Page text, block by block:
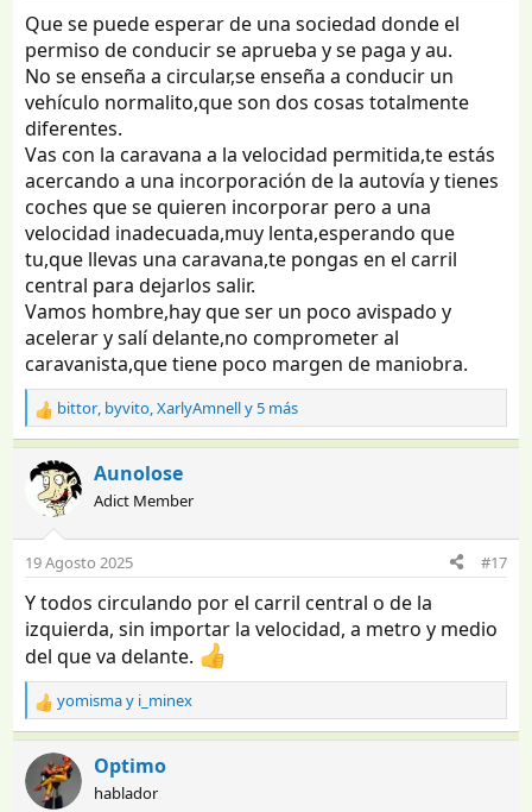
s
:
Que se puede esperar de una sociedad donde el
permiso de conducir se aprueba y se paga y au.
No se enseña a circular,se enseña a conducir un
vehículo normalito,que son dos cosas totalmente
diferentes.
Vas con la caravana a la velocidad permitida,te estás
acercando a una incorporación de la autovía y tienes
coches que se quieren incorporar pero a una
velocidad inadecuada,muy lenta,esperando que
tu,que llevas una caravana,te pongas en el carril
central para dejarlos salir.
Vamos hombre,hay que ser un poco avispado y
acelerar y salí delante,no comprometer al
caravanista,que tiene poco margen de maniobra.
R
e
a
c
c
o
n
s
:
bittor, byvito,XarlyAmnelly 5 más
Aunolose
Adict Member
19 Agosto 2025 #17
Y todos circulando por el carril central o de la
izquierda, sin importar la velocidad, a metro y medio
del que va delante.
R
e
a
c
c
yomismay i_minex
Optimo
hablador